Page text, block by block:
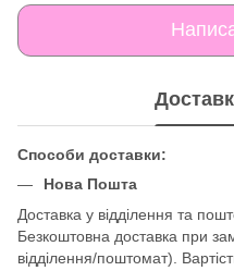
Способи доставки:
Нова Пошта
Доставка у відділення та
Безкоштовна доставка при
відділення/поштомат).